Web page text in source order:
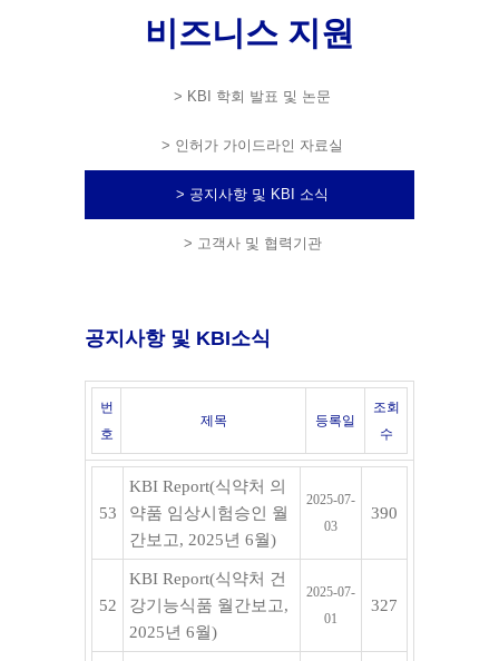
비즈니스 지원
> KBI 학회 발표 및 논문
> 인허가 가이드라인 자료실
> 공지사항 및 KBI 소식
> 고객사 및 협력기관
공지사항 및 KBI소식
번
호
제목 등록일
조회
수
53
KBI Report(식약처 의
약품 임상시험승인 월
간보고, 2025년 6월)
2025-07-
03
390
52
KBI Report(식약처 건
강기능식품 월간보고,
2025년 6월)
2025-07-
01
327